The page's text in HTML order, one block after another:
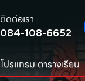
ติดต่อเรา :
084-108-6652
โปรแกรม ตารางเรียน